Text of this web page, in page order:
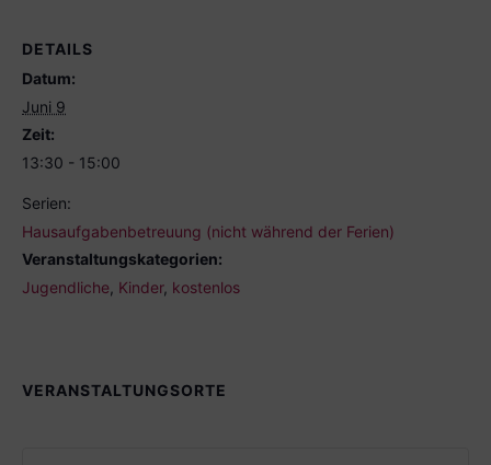
DETAILS
Datum:
Juni 9
Zeit:
13:30 - 15:00
Serien:
Hausaufgabenbetreuung (nicht während der Ferien)
Veranstaltungskategorien:
Jugendliche Kinder, kostenlos
VERANSTALTUNGSORTE